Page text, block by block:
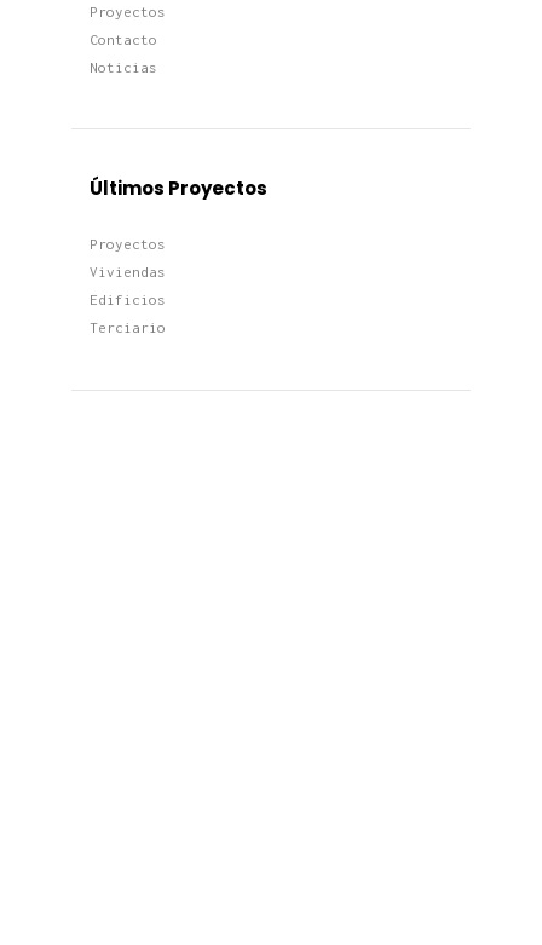
Proyectos
Contacto
Noticias
Últimos Proyectos
Proyectos
Viviendas
Edificios
Terciario